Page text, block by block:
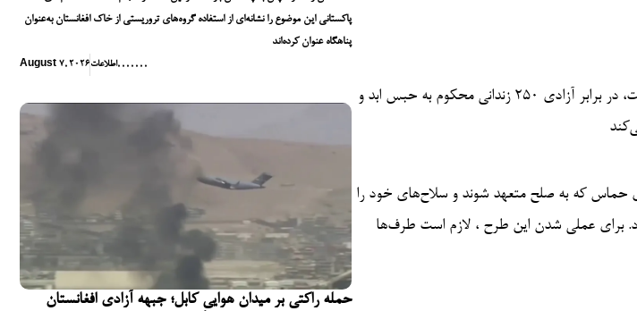
پاکستانی این موضوع را نشانه‌ای از استفاده گروه‌های تروریستی از خاک افغانستان به‌عنوان
پناهگاه عنوان کرده‌اند
August 7, 2026اطلاعات, , , , , , ,
حمله راکتی بر میدان هوایی کابل؛ جبهه آزادی افغانستان
طرح با یک معامله بزرگ و فوری آغاز می‌شود: آتش‌بس فوری و رهایی تمامی گروگان‌ها ظرف ۷۲ ساعت، در برابر آزادی ۲۵۰ زندانی محکوم به حبس ابد و
حماس که به صلح متعهد شوند و سلاح‌های خود را
برای عملی شدن این طرح ، لازم است طرف‌ها